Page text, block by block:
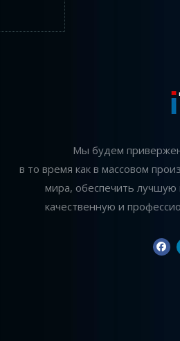
Мы будем
в то время как в массовом
мира, обеспечить лучшую
качественную и